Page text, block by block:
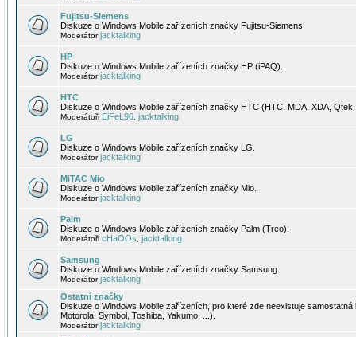
Fujitsu-Siemens
Diskuze o Windows Mobile zařízeních značky Fujitsu-Siemens.
Moderátorjacktalking
HP
Diskuze o Windows Mobile zařízeních značky HP (iPAQ).
Moderátorjacktalking
HTC
Diskuze o Windows Mobile zařízeních značky HTC (HTC, MDA, XDA,
Moderátoři EiFeL96 jacktalking
LG
Diskuze o Windows Mobile zařízeních značky LG.
Moderátorjacktalking
MiTAC Mio
Diskuze o Windows Mobile zařízeních značky Mio.
Moderátorjacktalking
Palm
Diskuze o Windows Mobile zařízeních značky Palm (Treo).
Moderátoři cHaOOs jacktalking
Samsung
Diskuze o Windows Mobile zařízeních značky Samsung.
Moderátorjacktalking
Ostatní značky
Diskuze o Windows Mobile zařízeních, pro které zde neexistuje
Motorola, Symbol, Toshiba, Yakumo, ...).
Moderátorjacktalking